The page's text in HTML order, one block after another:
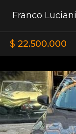
Franco Luciani
$ 22.500.000